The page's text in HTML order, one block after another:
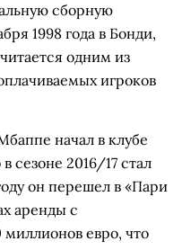
сборную
1998 года в Бонди,
одним из
игроков
начал в клубе
сезоне 2016/17 стал
он перешел в «Пари
аренды с
евро, что